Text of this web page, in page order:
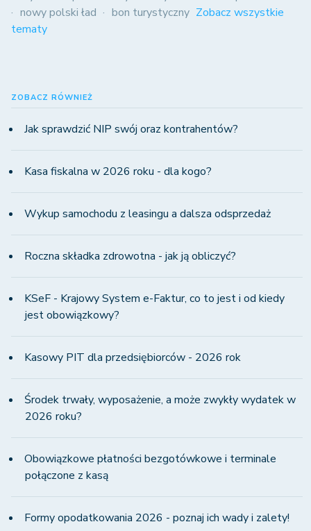
nowy polski ład
bon turystyczny Zobacz wszystkie
tematy
ZOBACZ RÓWNIEŻ
Jak sprawdzić NIP swój oraz kontrahentów?
Kasa fiskalna w 2026 roku - dla kogo?
Wykup samochodu z leasingu a dalsza odsprzedaż
Roczna składka zdrowotna - jak ją obliczyć?
KSeF - Krajowy System e-Faktur, co to jest i od kiedy
jest obowiązkowy?
Kasowy PIT dla przedsiębiorców - 2026 rok
Środek trwały, wyposażenie, a może zwykły wydatek w
2026 roku?
Obowiązkowe płatności bezgotówkowe i terminale
połączone z kasą
Formy opodatkowania 2026 - poznaj ich wady i zalety!